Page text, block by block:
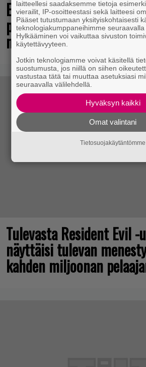
Elokuun PlayStation Plus
pelit ilmestyivät –
mestariteos
Tulevasta Resident Evil
näyttäisi tulevan
kahden miljoonan
laitteellesi saadaksemme tietoja
vierailit, IP-osoitteestasi sekä laitteesi
Pääset tutustumaan yksityiskohtaisesti
teknologiakumppaneihimme seuraavalla
Hylkääminen voi vaikuttaa sivuston
käytettävyyteen.
Jotkin teknologiamme voivat käsitellä
suostumusta, jos niillä on siihen
vastustaa tätä tai muuttaa asetuksiasi
seuraavalla välilehdellä.
Hyväksyn kaikki
Omat valintani
Tietosuojakäytäntömme